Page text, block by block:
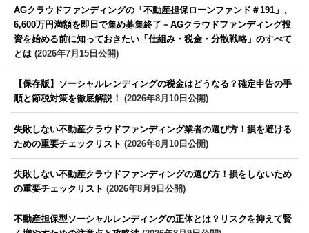
AGクラウドファンディングの「不動産担保ローンファンド＃191」、
6,600万円満額を即日で集め募集終了－AGクラウドファンディング投
資を始める前に知っておきたい「仕組み・税金・分散戦略」のすべて
とは (2026年7月15日公開)
【保存版】ソーシャルレンディングの税金はどうなる？確定申告の手
順と節税対策を徹底解説！ (2026年8月10日公開)
失敗しない不動産クラウドファンディング業者の選び方！損を避ける
ための重要チェックリスト (2026年8月10日公開)
失敗しない不動産クラウドファンディングの選び方！損をしないため
の重要チェックリスト (2026年8月9日公開)
不動産担保型ソーシャルレンディングの正体とは？リスクを抑えて賢